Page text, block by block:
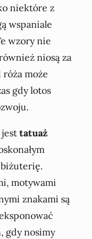
niektóre z
wspaniale
wzory nie
niosą za
róża może
gdy lotos
tatuaż
motywami
znakami są
gdy nosimy